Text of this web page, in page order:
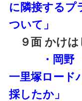
に隣接するプ
ついて」
９面 かけは
・岡
一里塚ロード
採したか」